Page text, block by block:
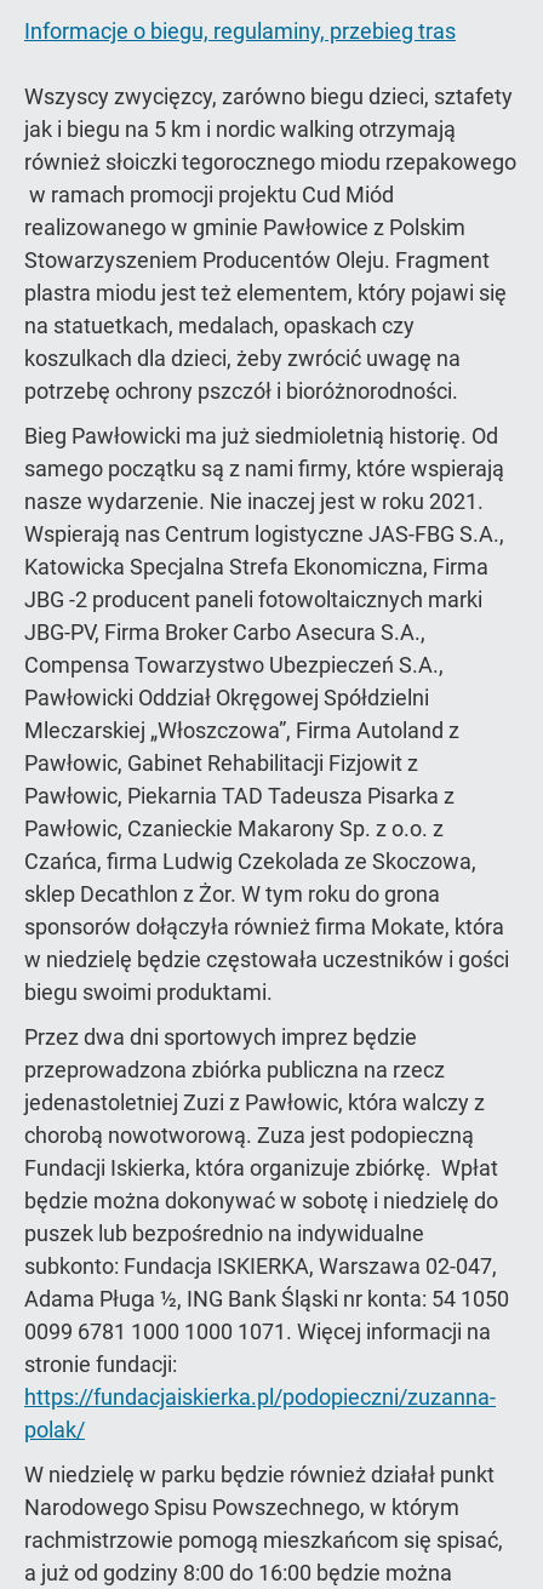
Informacje o biegu, regulaminy, przebieg tras
Wszyscy zwycięzcy, zarówno biegu dzieci, sztafety
jak i biegu na 5 km i nordic walking otrzymają
również słoiczki tegorocznego miodu rzepakowego
w ramach promocji projektu Cud Miód
realizowanego w gminie Pawłowice z Polskim
Stowarzyszeniem Producentów Oleju. Fragment
plastra miodu jest też elementem, który pojawi się
na statuetkach, medalach, opaskach czy
koszulkach dla dzieci, żeby zwrócić uwagę na
potrzebę ochrony pszczół i bioróżnorodności.
Bieg Pawłowicki ma już siedmioletnią historię. Od
samego początku są z nami firmy, które wspierają
nasze wydarzenie. Nie inaczej jest w roku 2021.
Wspierają nas Centrum logistyczne JAS-FBG S.A.,
Katowicka Specjalna Strefa Ekonomiczna, Firma
JBG -2 producent paneli fotowoltaicznych marki
JBG-PV, Firma Broker Carbo Asecura S.A.,
Compensa Towarzystwo Ubezpieczeń S.A.,
Pawłowicki Oddział Okręgowej Spółdzielni
Mleczarskiej „Włoszczowa”, Firma Autoland z
Pawłowic, Gabinet Rehabilitacji Fizjowit z
Pawłowic, Piekarnia TAD Tadeusza Pisarka z
Pawłowic, Czanieckie Makarony Sp. z o.o. z
Czańca, firma Ludwig Czekolada ze Skoczowa,
sklep Decathlon z Żor. W tym roku do grona
sponsorów dołączyła również firma Mokate, która
w niedzielę będzie częstowała uczestników i gości
biegu swoimi produktami.
Przez dwa dni sportowych imprez będzie
przeprowadzona zbiórka publiczna na rzecz
jedenastoletniej Zuzi z Pawłowic, która walczy z
chorobą nowotworową. Zuza jest podopieczną
Fundacji Iskierka, która organizuje zbiórkę. Wpłat
będzie można dokonywać w sobotę i niedzielę do
puszek lub bezpośrednio na indywidualne
subkonto: Fundacja ISKIERKA, Warszawa 02-047,
Adama Pługa ½, ING Bank Śląski nr konta: 54 1050
0099 6781 1000 1000 1071. Więcej informacji na
stronie fundacji:
https://fundacjaiskierka.pl/podopieczni/zuzanna-
polak/
W niedzielę w parku będzie również działał punkt
Narodowego Spisu Powszechnego, w którym
rachmistrzowie pomogą mieszkańcom się spisać,
a już od godziny 8:00 do 16:00 będzie można